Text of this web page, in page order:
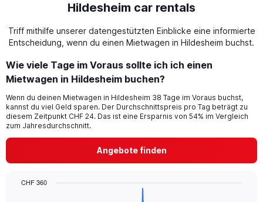
Hildesheim car rentals
Triff mithilfe unserer datengestützten Einblicke eine informierte
Entscheidung, wenn du einen Mietwagen in Hildesheim buchst.
Wie viele Tage im Voraus sollte ich ich einen
Mietwagen in Hildesheim buchen?
Wenn du deinen Mietwagen in Hildesheim 38 Tage im Voraus buchst,
kannst du viel Geld sparen. Der Durchschnittspreis pro Tag beträgt zu
diesem Zeitpunkt CHF 24. Das ist eine Ersparnis von 54% im Vergleich
zum Jahresdurchschnitt.
Angebote finden
CHF 360